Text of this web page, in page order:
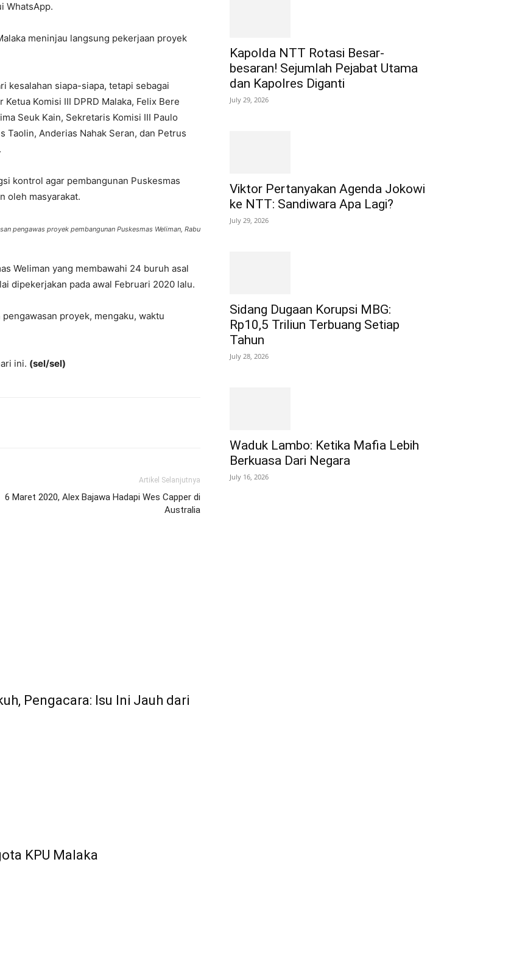
WhatsApp.
meninjau langsung pekerjaan proyek
kesalahan siapa-siapa, tetapi sebagai
Komisi III DPRD Malaka, Felix Bere
Seuk Kain, Sekretaris Komisi III Paulo
Taolin, Anderias Nahak Seran, dan Petrus
kontrol agar pembangunan Puskesmas
oleh masyarakat.
pengawas proyek pembangunan Puskesmas Weliman, Rabu
Weliman yang membawahi 24 buruh asal
dipekerjakan pada awal Februari 2020 lalu.
proyek, mengaku, waktu
ini. (sel/sel)
Artikel Selanjutnya
6 Maret 2020, Alex Bajawa Hadapi Wes Capper di
Australia
Pengacara: Isu Ini Jauh dari
KPU Malaka
Kapolda NTT Rotasi Besar-
besaran! Sejumlah Pejabat Utama
dan Kapolres Diganti
July 29, 2026
Viktor Pertanyakan Agenda Jokowi
ke NTT: Sandiwara Apa Lagi?
July 29, 2026
Sidang Dugaan Korupsi MBG:
Rp10,5 Triliun Terbuang Setiap
Tahun
July 28, 2026
Waduk Lambo: Ketika Mafia Lebih
Berkuasa Dari Negara
July 16, 2026